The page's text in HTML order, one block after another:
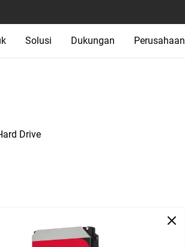
Solusi Dukungan Perusahaan
Drive